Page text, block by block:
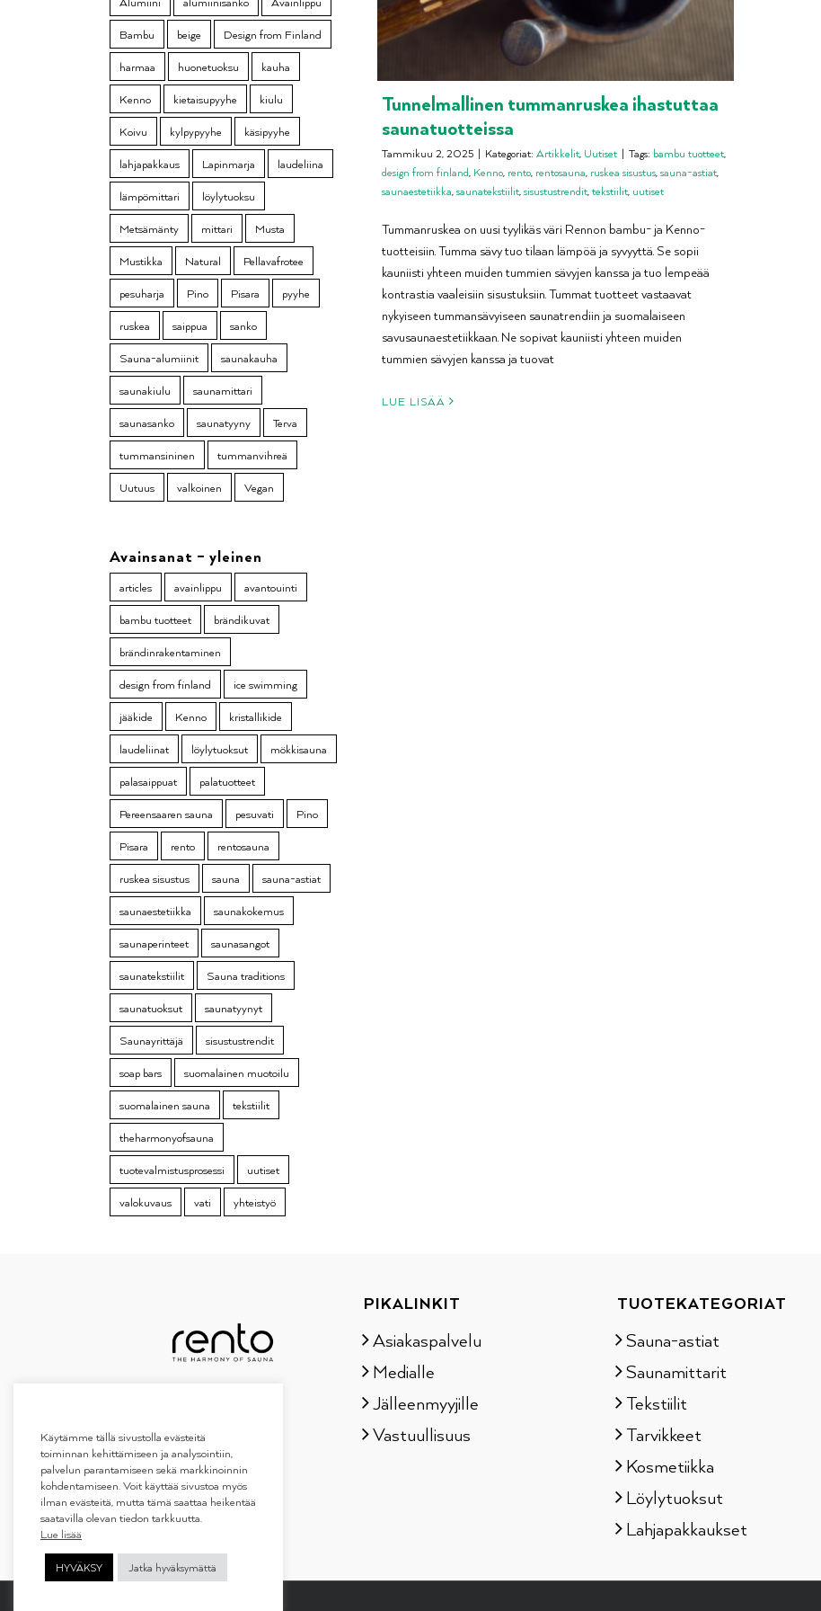
Tunnelmallinen tummanruskea ihastuttaa
saunatuotteissa
Tammikuu 2, 2025 | Kategoriat: Artikkelit, Uutiset | Tags: bambu tuotteet,
design from finland, Kenno, rento, rentosauna, ruskea sisustus,sauna-astiat,
saunaestetiikka,saunatekstiilit,sisustustrendit,tekstiilit, uutiset
Tummanruskea on uusi tyylikäs väri Rennon bambu- ja Kenno-
tuotteisiin. Tumma sävy tuo tilaan lämpöä ja syvyyttä. Se sopii
kauniisti yhteen muiden tummien sävyjen kanssa ja tuo lempeää
kontrastia vaaleisiin sisustuksiin. Tummat tuotteet vastaavat
nykyiseen tummansävyiseen saunatrendiin ja suomalaiseen
savusaunaestetiikkaan. Ne sopivat kauniisti yhteen muiden
tummien sävyjen kanssa ja tuovat
LUE LISÄÄ
Bambu
beige
Design from Finland
harmaa
huonetuoksu
kauha
Kenno
kietaisupyyhe
kiulu
Koivu
kylpypyyhe
käsipyyhe
lahjapakkaus
Lapinmarja
laudeliina
lämpömittari
löylytuoksu
Metsämänty
mittari
Musta
Mustikka
Natural
Pellavafrotee
pesuharja
Pino Pisara
pyyhe
ruskea
saippua
sanko
Sauna-alumiinit
saunakauha
saunakiulu
saunamittari
saunasanko
saunatyyny
Terva
tummansininen
tummanvihreä
Uutuus
valkoinen Vegan
Avainsanat – yleinen
articles avainlippu
avantouinti
bambu tuotteet
brändikuvat
brändinrakentaminen
design from finland
ice swimming
jääkide
Kenno
kristallikide
laudeliinat
löylytuoksut
mökkisauna
palasaippuat
palatuotteet
Pereensaaren sauna
pesuvati
Pino
Pisara
rento
rentosauna
ruskea sisustus
sauna
sauna-astiat
saunaestetiikka
saunakokemus
saunaperinteet
saunasangot
saunatekstiilit
Sauna traditions
saunatuoksut
saunatyynyt
Saunayrittäjä
sisustustrendit
soap bars
suomalainen muotoilu
suomalainen sauna
tekstiilit
theharmonyofsauna
tuotevalmistusprosessi
uutiset
valokuvaus
vati yhteistyö
PIKALINKIT
Asiakaspalvelu
Medialle
Jälleenmyyjille
Vastuullisuus
TUOTEKATEGORIAT
Sauna-astiat
Saunamittarit
Tekstiilit
Tarvikkeet
Kosmetiikka
Löylytuoksut
Lahjapakkaukset
Käytämme tällä sivustolla evästeitä
toiminnan kehittämiseen ja analysointiin,
palvelun parantamiseen sekä markkinoinnin
kohdentamiseen. Voit käyttää sivustoa myös
ilman evästeitä, mutta tämä saattaa heikentää
saatavilla olevan tiedon tarkkuutta.
Lue lisää
HYVÄKSY Jatka hyväksymättä